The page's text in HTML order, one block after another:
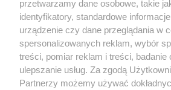
Wydawcą rzeszow-
FUNDACJA MEDIÓW
ul. Kopernika 10, 35-002
przetwarzamy dane osobowe, takie
identyfikatory, standardowe
urządzenie czy dane przeglądania w
spersonalizowanych reklam, wybór
treści, pomiar reklam i treści, badanie
ulepszanie usług. Za zgodą
Partnerzy możemy używać